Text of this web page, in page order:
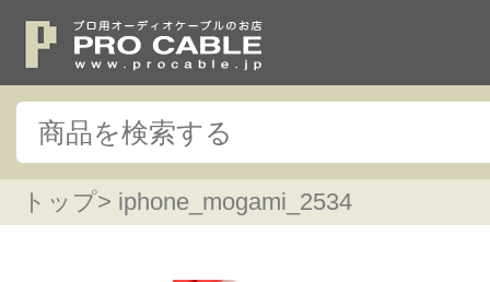
トップ> iphone_mogami_2534